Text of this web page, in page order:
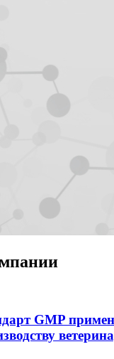
GMP